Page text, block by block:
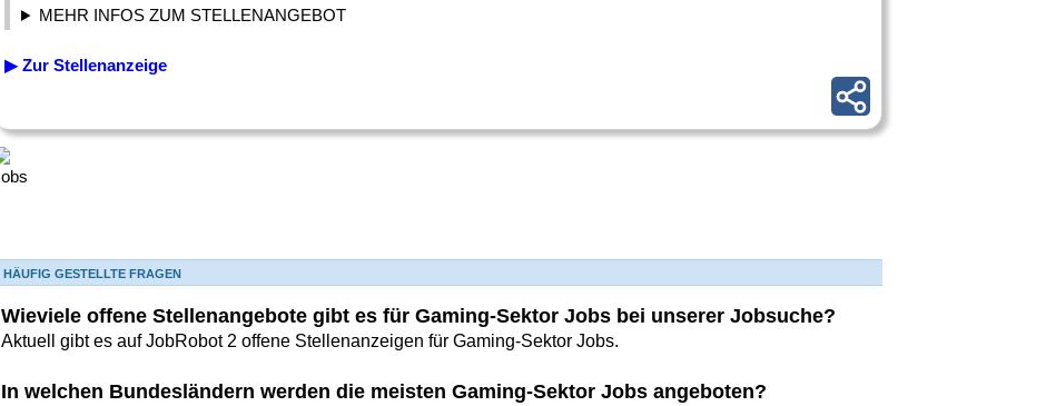
MEHR INFOS ZUM STELLENANGEBOT
▶ Zur Stellenanzeige
HÄUFIG GESTELLTE FRAGEN
Wieviele offene Stellenangebote gibt es für Gaming-Sektor Jobs bei unserer Jobsuche?
Aktuell gibt es auf JobRobot 2 offene Stellenanzeigen für Gaming-Sektor Jobs.
In welchen Bundesländern werden die meisten Gaming-Sektor Jobs angeboten?